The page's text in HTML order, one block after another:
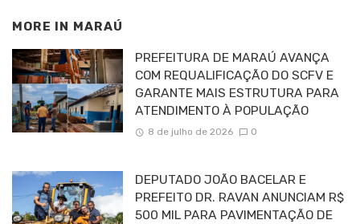
MORE IN MARAÚ
PREFEITURA DE MARAÚ AVANÇA
COM REQUALIFICAÇÃO DO SCFV E
GARANTE MAIS ESTRUTURA PARA
ATENDIMENTO À POPULAÇÃO
8 de julho de 2026 0
DEPUTADO JOÃO BACELAR E
PREFEITO DR. RAVAN ANUNCIAM R$
500 MIL PARA PAVIMENTAÇÃO DE